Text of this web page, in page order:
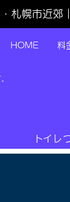
札幌市近郊
HOME 料
トイ